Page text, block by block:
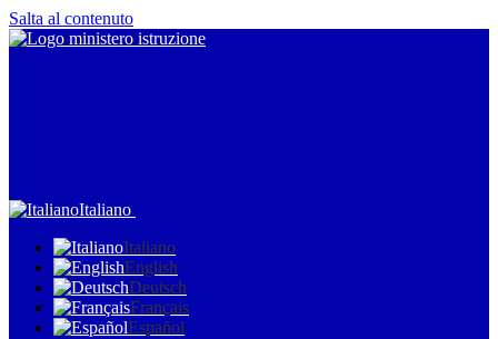
Salta al contenuto
Italiano
Italiano
English
Deutsch
Français
Español